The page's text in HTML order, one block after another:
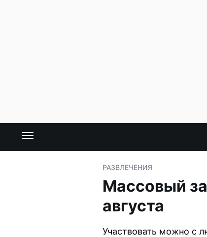
РАЗВЛЕЧЕНИЯ
Массовый
августа
Участвовать можно с